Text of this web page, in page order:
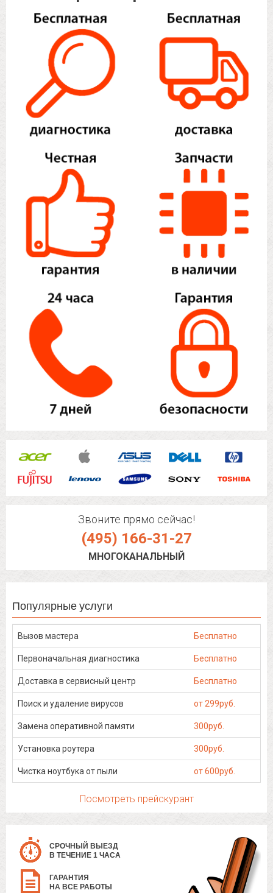
Звоните прямо сейчас!
(495) 166-31-27
МНОГОКАНАЛЬНЫЙ
Популярные услуги
Вызов мастера Бесплатно
Первоначальная диагностика Бесплатно
Доставка в сервисный центр Бесплатно
Поиск и удаление вирусов от 299руб.
Замена оперативной памяти 300руб.
Установка роутера 300руб.
Чистка ноутбука от пыли от 600руб.
Посмотреть прейскурант
СРОЧНЫЙ ВЫЕЗД
В ТЕЧЕНИЕ 1 ЧАСА
ГАРАНТИЯ
НА ВСЕ РАБОТЫ